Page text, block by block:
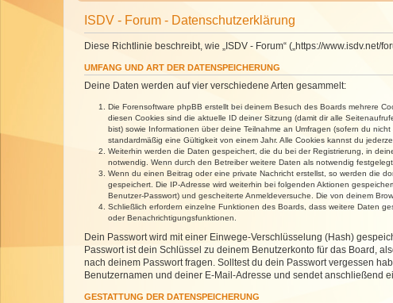
ISDV - Forum - Datenschutzerklärung
Diese Richtlinie beschreibt, wie „ISDV - Forum“ („https://
UMFANG UND ART DER DATENSPEICHERUNG
Deine Daten werden auf vier verschiedene Arten gesammelt:
Die Forensoftware phpBB erstellt bei deinem Besuch des Boards mehrere
diesen Cookies sind die aktuelle ID deiner Sitzung (damit dir alle
bist) sowie Informationen über deine Teilnahme an Umfragen (sofern du
standardmäßig eine Gültigkeit von einem Jahr. Alle Cookies kannst du
Weiterhin werden die Daten gespeichert, die du bei der Registrierung, in
notwendig. Wenn durch den Betreiber weitere Daten als notwendig
Wenn du einen Beitrag oder eine private Nachricht erstellst, so werden die
gespeichert. Die IP-Adresse wird weiterhin bei folgenden Aktionen
Benutzer-Passwort) und gescheiterte Anmeldeversuche. Die von deinem
Schließlich erfordern einzelne Funktionen des Boards, dass weitere Daten
oder Benachrichtigungsfunktionen.
Dein Passwort wird mit einer Einwege-Verschlüsselung (Hash)
Passwort ist dein Schlüssel zu deinem Benutzerkonto für das Board,
nach deinem Passwort fragen. Solltest du dein Passwort vergessen
Benutzernamen und deiner E-Mail-Adresse und sendet anschließend
GESTATTUNG DER DATENSPEICHERUNG